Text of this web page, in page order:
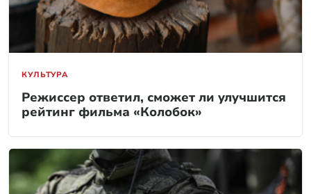
КУЛЬТУРА
Режиссер ответил, сможет ли улучшится
рейтинг фильма «Колобок»